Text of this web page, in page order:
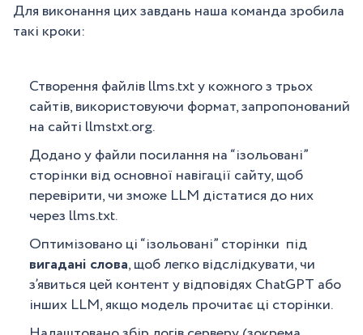
Для виконання цих завдань наша команда зробила
такі кроки:
Створення файлів llms.txt у кожного з трьох
сайтів, використовуючи формат, запропонований
на сайті llmstxt.org.
Додано у файли посилання на “ізольовані”
сторінки від основної навігації сайту, щоб
перевірити, чи зможе LLM дістатися до них
через llms.txt.
Оптимізовано ці “ізольовані” сторінки під
вигадані слова, щоб легко відслідкувати, чи
з’явиться цей контент у відповідях ChatGPT або
інших LLM, якщо модель прочитає ці сторінки.